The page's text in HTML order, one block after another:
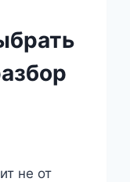
не от